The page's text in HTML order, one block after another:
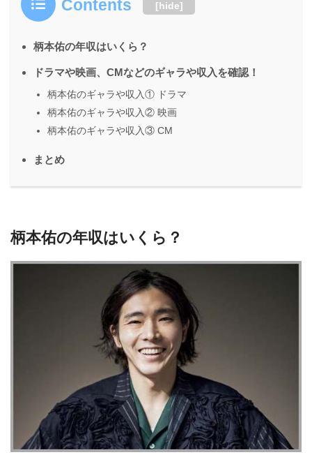
Contents [hide]
柄本佑の年収はいくら？
ドラマや映画、CMなどのギャラや収入を確認！
柄本佑のギャラや収入① ドラマ
柄本佑のギャラや収入② 映画
柄本佑のギャラや収入③ CM
まとめ
柄本佑の年収はいくら？